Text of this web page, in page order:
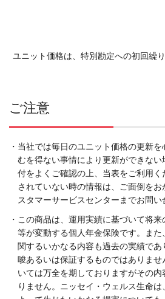
ユニット価格は、特別勘定への初回繰
ご注意
・当社では毎日のユニット価格の更新
むを得ない事情により更新ができない
付をよくご確認の上、当表をご利用
されていない時の情報は、ご面倒を
スタマーサービスセンターまでお問い
・この商品は、運用実績に基づいて将
等が変動する個人年金保険です。また
関するいかなる内容も過去の実績で
唆あるいは保証するものではありま
いては万全を期しておりますがその
りません。ニッセイ・ウェルス生命